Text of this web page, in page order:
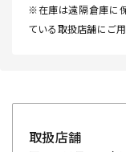
※在庫は遠隔倉庫に
ている取扱店舗にご
取扱店舗